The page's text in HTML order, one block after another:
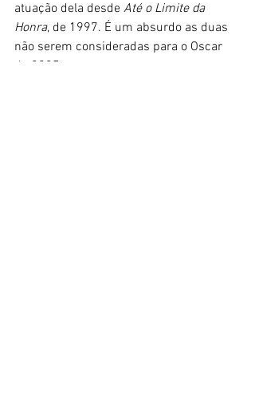
atuação dela desde Até o Limite da
Honra, de 1997. É um absurdo as duas
não serem consideradas para o Oscar
de 2025.